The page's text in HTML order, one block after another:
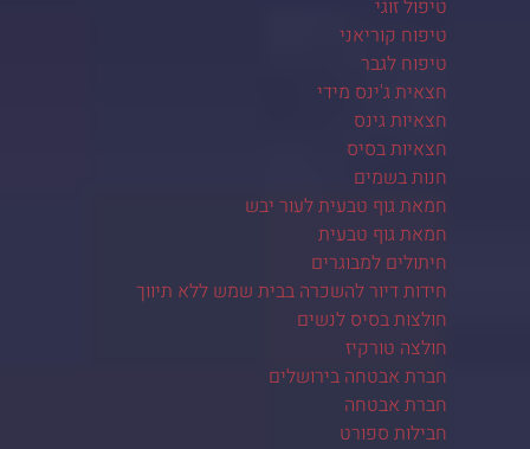
טיפול זוגי
טיפוח קוריאני
טיפוח לגבר
חצאית ג'ינס מידי
חצאיות גינס
חצאיות בסיס
חנות בשמים
חמאת גוף טבעית לעור יבש
חמאת גוף טבעית
חיתולים למבוגרים
חידות דיור להשכרה בבית שמש ללא תיווך
חולצות בסיס לנשים
חולצה טורקיז
חברת אבטחה בירושלים
חברת אבטחה
חבילות ספורט